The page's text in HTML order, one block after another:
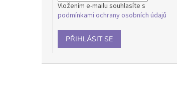
Vložením e-mailu souhlasíte s
podmínkami ochrany osobních údajů
PŘIHLÁSIT SE